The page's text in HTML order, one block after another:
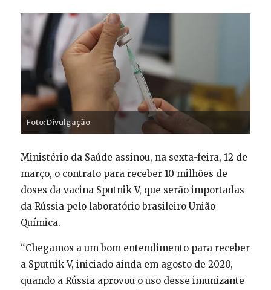
Foto: Divulgação
Ministério da Saúde assinou, na sexta-feira, 12 de
março, o contrato para receber 10 milhões de
doses da vacina Sputnik V, que serão importadas
da Rússia pelo laboratório brasileiro União
Química.
“Chegamos a um bom entendimento para receber
a Sputnik V, iniciado ainda em agosto de 2020,
quando a Rússia aprovou o uso desse imunizante